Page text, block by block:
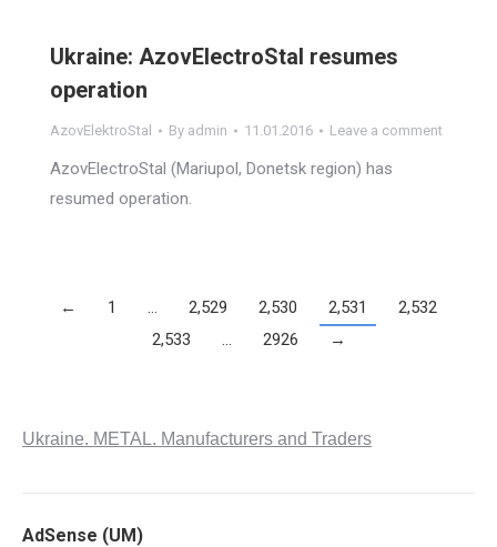
Ukraine: AzovElectroStal resumes
operation
AzovElektroStal By admin 11.01.2016 Leave a comment
AzovElectroStal (Mariupol, Donetsk region) has
resumed operation.
← 1 … 2,529 2,530 2,531
2,532
2,533
… 2926 →
Ukraine. METAL. Manufacturers and Traders
AdSense (UM)